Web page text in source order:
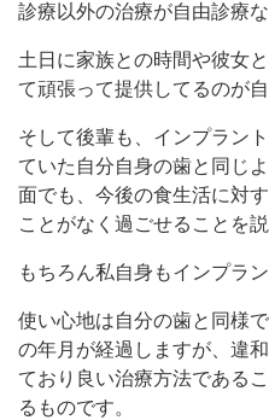
診療以外の治療が自由診療な
土日に家族との時間や彼女
て頑張って提供してるのが
そして後輩も、インプラン
ていた自分自身の歯と同じ
面でも、今後の食生活に対
ことがなく過ごせることを説
もちろん私自身もインプラ
使い心地は自分の歯と同様
の年月が経過しますが、違
ており良い治療方法である
るものです。